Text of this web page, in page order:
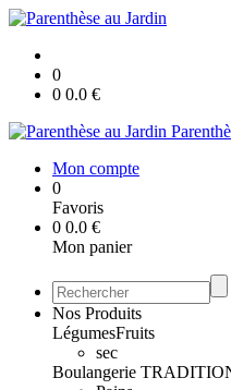
0
0 0.0 €
Mon compte
0
Favoris
0 0.0 €
Mon panier
Nos Produits
LégumesFruits
sec
Boulangerie